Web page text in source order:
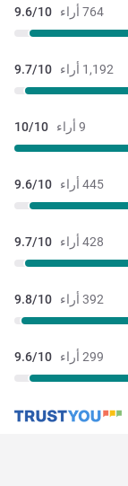
764 أراء 9.6/10
1,192 أراء 9.7/10
9 أراء 10/10
445 أراء 9.6/10
428 أراء 9.7/10
392 أراء 9.8/10
299 أراء 9.6/10